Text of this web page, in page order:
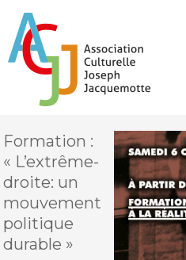
Formation :
« L’extrême-
droite: un
mouvement
politique
durable »